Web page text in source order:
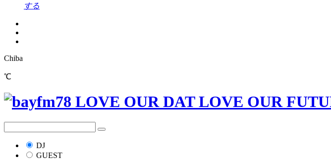
する
Chiba
℃
DJ
GUEST